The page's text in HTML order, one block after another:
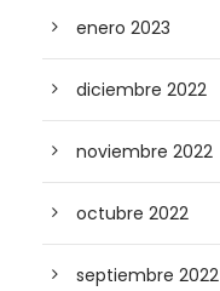
enero 2023
diciembre 2022
noviembre 2022
octubre 2022
septiembre 2022